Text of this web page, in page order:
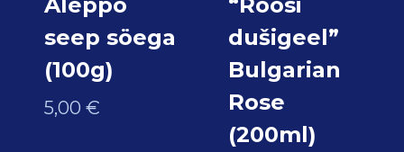
seep söega
(100g)
5,00 €
dušigeel”
Bulgarian
Rose
(200ml)